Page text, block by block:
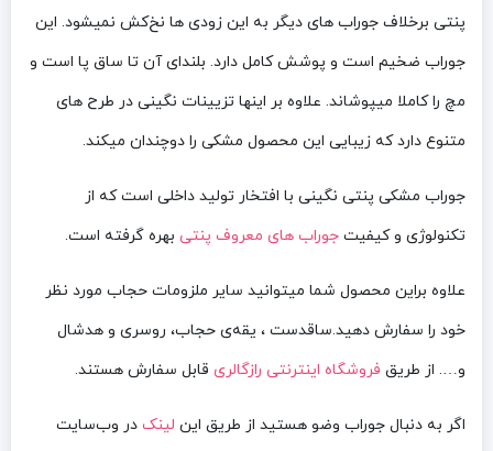
پنتی برخلاف جوراب های دیگر به این زودی ها نخ‌کش نمیشود. این
جوراب ضخیم است و پوشش کامل دارد. بلندای آن تا ساق پا است و
مچ را کاملا میپوشاند. علاوه بر اینها تزیینات نگینی در طرح های
متنوع دارد که زیبایی این محصول مشکی را دوچندان میکند.
جوراب مشکی پنتی نگینی با افتخار تولید داخلی است که از
تکنولوژی و کیفیت جوراب های معروف پنتی بهره گرفته است.
علاوه براین محصول شما میتوانید سایر ملزومات حجاب مورد نظر
خود را سفارش دهید.ساقدست ، یقه‌ی حجاب، روسری و هدشال
و…. از طریق فروشگاه اینترنتی رازگالری قابل سفارش هستند.
اگر به دنبال جوراب وضو هستید از طریق این لینک در وب‌سایت